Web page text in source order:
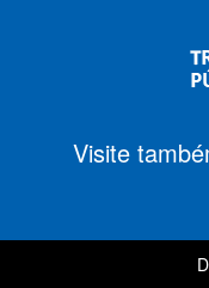
Visite